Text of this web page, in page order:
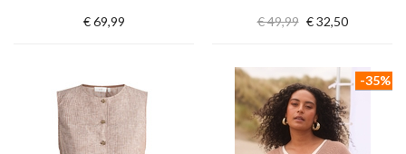
€ 69,99 € 49,99 € 32,50
-35%